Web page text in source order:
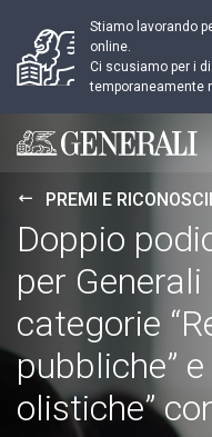
Stiamo lavorando
online.
Ci scusiamo per i
temporaneamente
Generali logo
PREMI E
Doppio
per
categorie
pubbliche”
olistiche”